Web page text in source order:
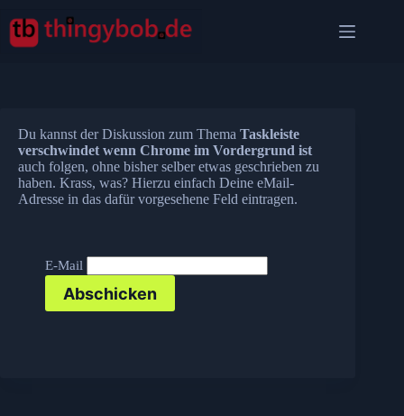
Inhalt
springen
Du kannst der Diskussion zum Thema Taskleiste
verschwindet wenn Chrome im Vordergrund ist
auch folgen, ohne bisher selber etwas geschrieben zu
haben. Krass, was? Hierzu einfach Deine eMail-
Adresse in das dafür vorgesehene Feld eintragen.
E-Mail